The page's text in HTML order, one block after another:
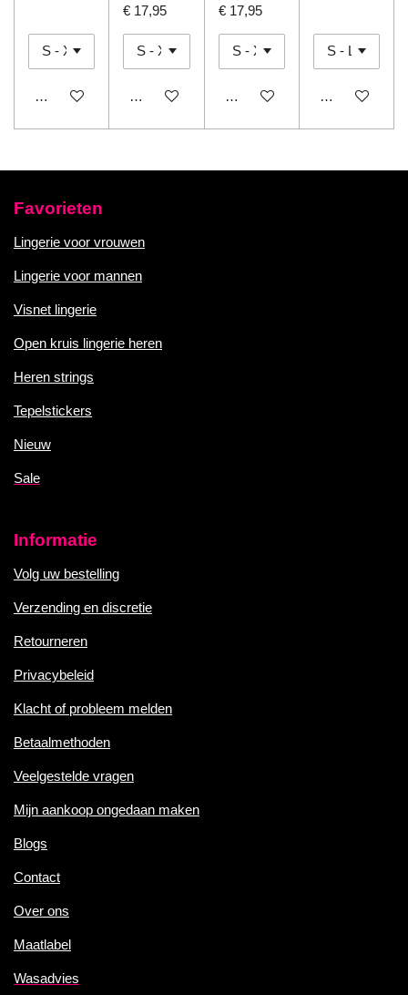
In winkelwagen
€ 17,95
In winkelwagen
€ 17,95
In winkelwagen In
Favorieten
Lingerie voor vrouwen
Lingerie voor mannen
Visnet lingerie
Open kruis lingerie heren
Heren strings
Tepelstickers
Nieuw
Sale
Informatie
Volg uw bestelling
Verzending en discretie
Retourneren
Privacybeleid
Klacht of probleem melden
Betaalmethoden
Veelgestelde vragen
Mijn aankoop ongedaan maken
Blogs
Contact
Over ons
Maatlabel
Wasadvies